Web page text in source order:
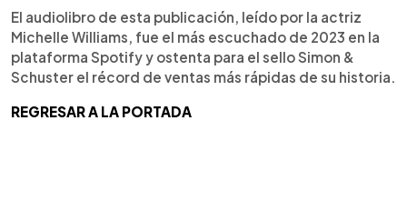
El audiolibro de esta publicación, leído por la actriz
Michelle Williams, fue el más escuchado de 2023 en la
plataforma Spotify y ostenta para el sello Simon &
Schuster el récord de ventas más rápidas de su historia.
REGRESAR A LA PORTADA